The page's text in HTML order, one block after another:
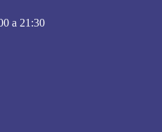
a 21:30